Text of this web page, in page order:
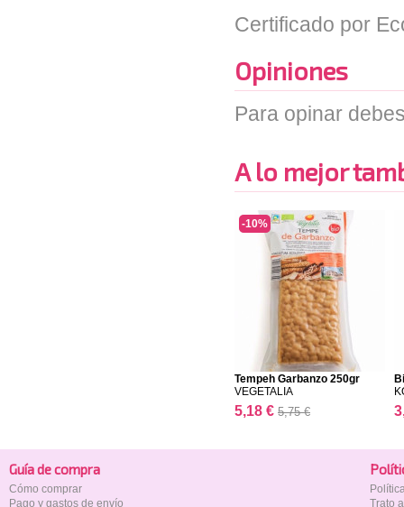
Certificado por
Opiniones
Para opinar
A lo mejor
Tempeh Garbanzo 250gr
VEGETALIA
5,18 € 5,75 €
-10%
Guía de compra
Cómo comprar
Pago y gastos de envío
Trato